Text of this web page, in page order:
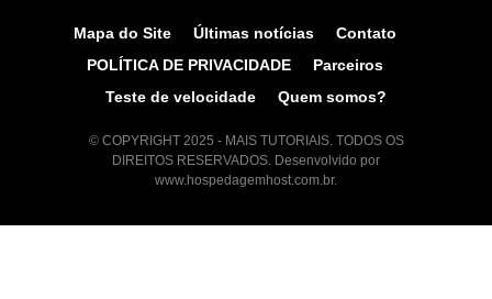
Mapa do Site Últimas notícias
Contato
POLÍTICA DE PRIVACIDADE
Parceiros
Teste de velocidade
Quem somos?
© COPYRIGHT 2025 - MAIS TUTORIAIS. TODOS OS
DIREITOS RESERVADOS. Desenvolvido por
www.hospedagemhost.com.br.